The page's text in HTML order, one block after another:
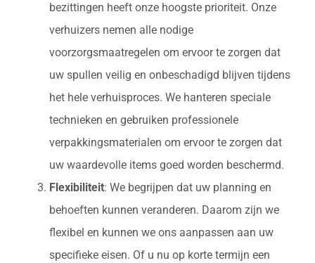
bezittingen heeft onze hoogste prioriteit. Onze
verhuizers nemen alle nodige
voorzorgsmaatregelen om ervoor te zorgen dat
uw spullen veilig en onbeschadigd blijven tijdens
het hele verhuisproces. We hanteren speciale
technieken en gebruiken professionele
verpakkingsmaterialen om ervoor te zorgen dat
uw waardevolle items goed worden beschermd.
Flexibiliteit: We begrijpen dat uw planning en
behoeften kunnen veranderen. Daarom zijn we
flexibel en kunnen we ons aanpassen aan uw
specifieke eisen. Of u nu op korte termijn een